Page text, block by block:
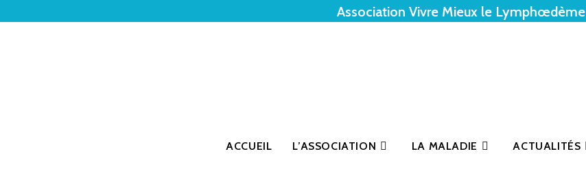
Association Vivre Mieux le Lymphœdème
ACCUEIL L’ASSOCIATION LA MALADIE ACTUALITÉS